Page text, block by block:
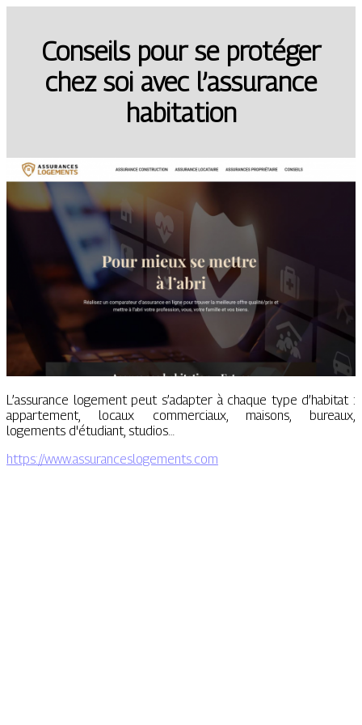
Conseils pour se protéger
chez soi avec l’assurance
habitation
L’assurance logement peut s’adapter à chaque type d’habitat :
appartement, locaux commerciaux, maisons, bureaux,
logements d'étudiant, studios…
https://www.assuranceslogements.com